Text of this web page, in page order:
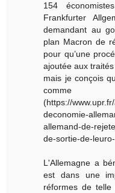
154
Frankfurter
demandant au
plan Macron de
pour qu’une
ajoutée aux
mais je conçois
(https://
deconomie-
allemand-de-
de-sortie-de-
L'Allemagne a
est dans une
réformes de telle